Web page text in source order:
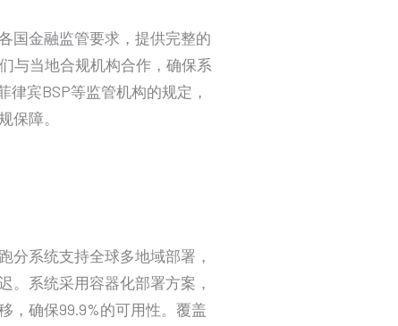
国金融监管要求，提供完整的
与当地合规机构合作，确保系
律宾BSP等监管机构的规定，
保障。
分系统支持全球多地域部署，
。系统采用容器化部署方案，
，确保99.9%的可用性。覆盖